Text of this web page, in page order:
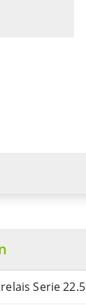
Serie 22.5